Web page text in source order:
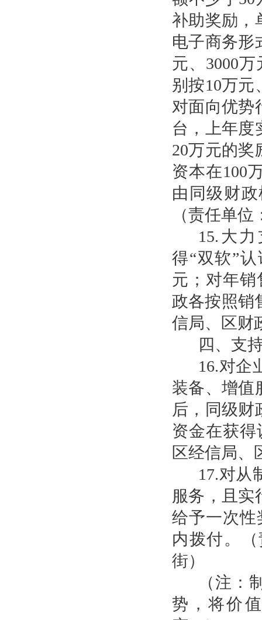
补助奖励，
电子商务形
元、3000
别按10万元
对面向优势
台，上年度
20万元的奖
资本在100
由同级财
（责任单
15.大
得“双软”
元；对年销
政各按照销
信局、区财
四、支
16.对企
装备、增值
后，同级财
资金在获
区经信局、
17.对从
服务，且实
给予一次性
内拨付。
街）
（注：
势，将价